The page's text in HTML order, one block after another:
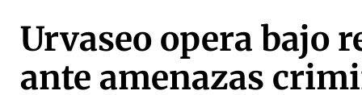
Urvaseo opera bajo
ante amenazas